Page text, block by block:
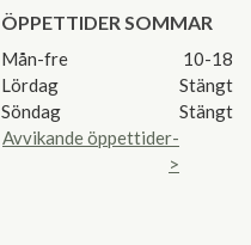
ÖPPETTIDER SOMMAR
Mån-fre
10-18
Lördag
Stängt
Söndag
Stängt
Avvikande öppettider-
>